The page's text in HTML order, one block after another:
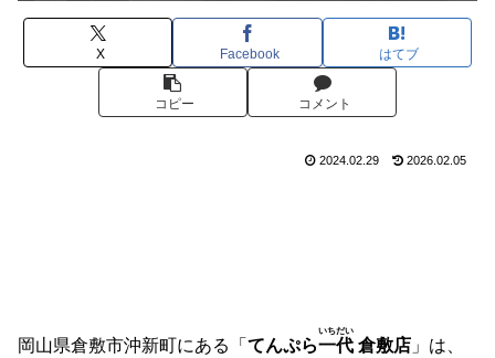
X Facebook はてブ
コピー コメント
2024.02.29 2026.02.05
岡山県倉敷市沖新町にある「 てんぷら一代
いちだい
倉敷店 」は、